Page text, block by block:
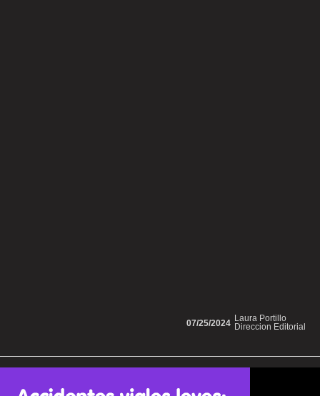
Laura Portillo
Direccion Editorial
07/25/2024